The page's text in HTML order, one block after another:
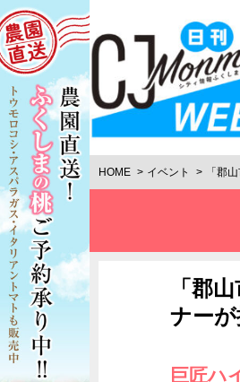
HOME イベント 「郡
「郡
ナー
巨匠ハ